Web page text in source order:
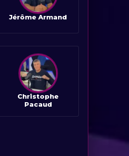
Jérôme Armand
Christophe
Pacaud